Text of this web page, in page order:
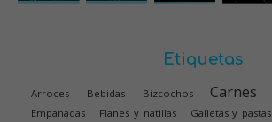
Etiquetas
Arroces Bebidas Bizcochos Carnes
Empanadas Flanes y natillas Galletas y pastas